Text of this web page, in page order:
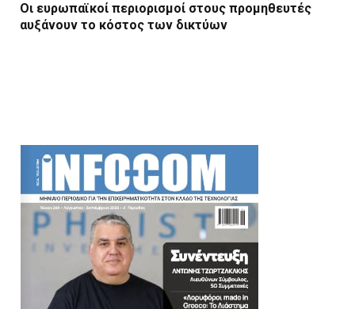
Οι ευρωπαϊκοί περιορισμοί στους προμηθευτές
αυξάνουν το κόστος των δικτύων